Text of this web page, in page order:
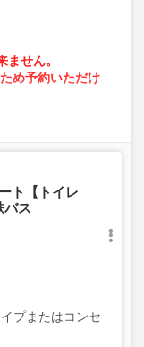
ません。
め予約いただけ
ます。これに伴
ト【トイレ
バス
プまたはコンセ